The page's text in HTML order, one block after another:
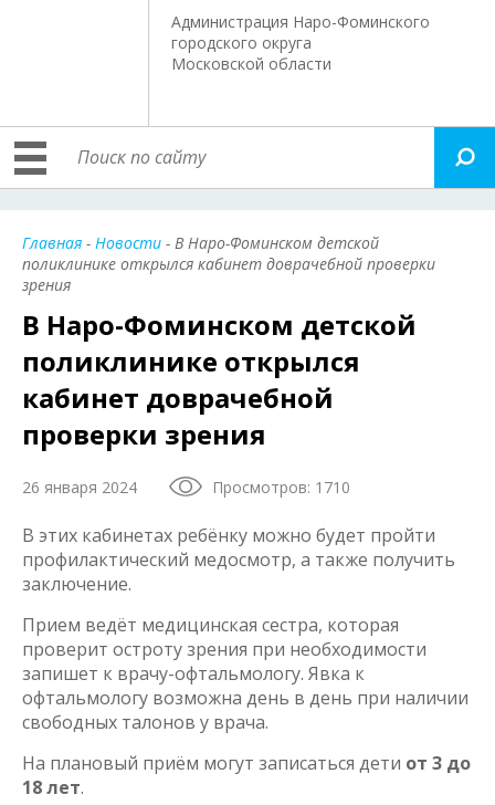
Администрация Наро-Фоминского
городского округа
Московской области
Главная - Новости - В Наро-Фоминском детской
поликлинике открылся кабинет доврачебной проверки
зрения
В Наро-Фоминском детской
поликлинике открылся
кабинет доврачебной
проверки зрения
26 января 2024 Просмотров: 1710
В этих кабинетах ребёнку можно будет пройти
профилактический медосмотр, а также получить
заключение.
Прием ведёт медицинская сестра, которая
проверит остроту зрения при необходимости
запишет к врачу-офтальмологу. Явка к
офтальмологу возможна день в день при наличии
свободных талонов у врача.
На плановый приём могут записаться дети от 3 до
18 лет.